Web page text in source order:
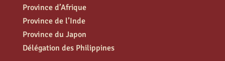
Province d’Afrique
Province de l’Inde
Province du Japon
Délégation des Philippines